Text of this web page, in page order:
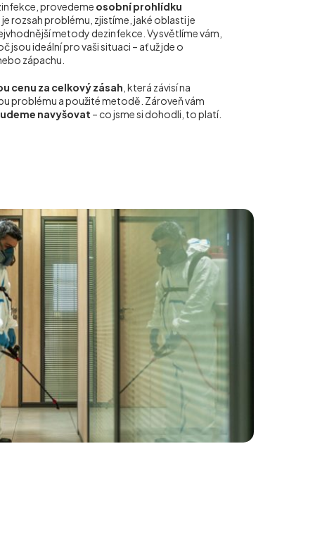
provedeme osobní prohlídku
rozsah problému, zjistíme, jaké oblasti je
metody dezinfekce. Vysvětlíme vám,
jsou ideální pro vaši situaci – ať už jde o
zápachu.
cenu za celkový zásah , která závisí na
problému a použité metodě. Zároveň vám
navyšovat – co jsme si dohodli, to platí.